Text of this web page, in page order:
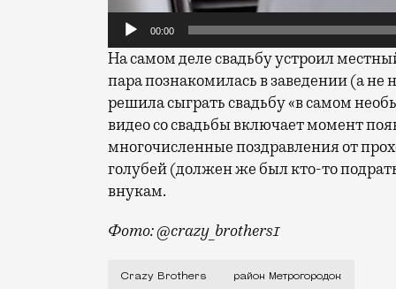
00:00
На самом деле свадьбу устроил
пара познакомилась в заведении (а
решила сыграть свадьбу «в самом
видео со свадьбы включает момент
многочисленные поздравления от
голубей (должен же был кто-то
внукам.
Фото: @crazy_brothers1
В последнее время набирает
Crazy Brothers район Метрогородок